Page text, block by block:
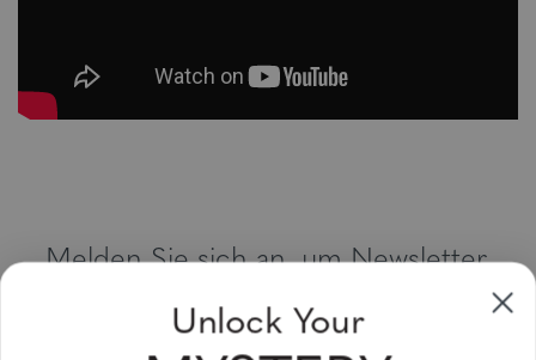
Melden Sie sich an, um Newsletter,
Sonderangebote und Gutscheine zu
erhalten
Unlock Your